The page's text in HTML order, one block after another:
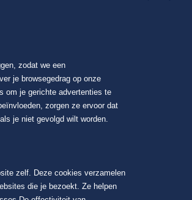
zodat we een
je browsegedrag op onze
om je gerichte advertenties te
zorgen ze ervoor dat
je niet gevolgd wilt worden.
zelf. Deze cookies verzamelen
die je bezoekt. Ze helpen